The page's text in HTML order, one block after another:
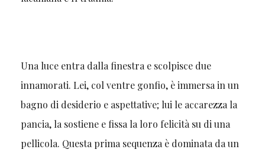
Una luce entra dalla finestra e scolpisce due
innamorati. Lei, col ventre gonfio, è immersa in un
bagno di desiderio e aspettative; lui le accarezza la
pancia, la sostiene e fissa la loro felicità su di una
pellicola. Questa prima sequenza è dominata da un